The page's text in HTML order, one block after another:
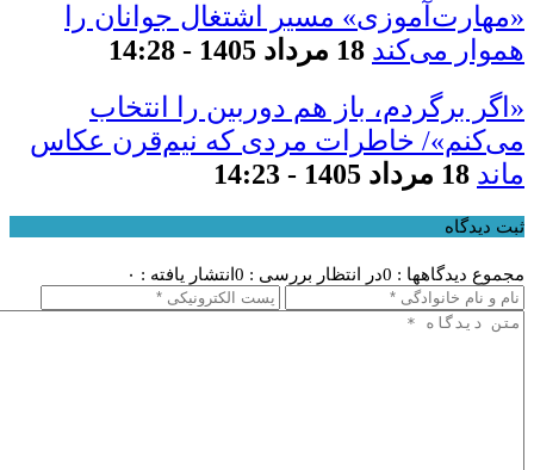
«مهارت‌آموزی» مسیر اشتغال جوانان را
هموار می‌کند 18 مرداد 1405 - 14:28
«اگر برگردم، باز هم دوربین را انتخاب
می‌کنم»/ خاطرات مردی که نیم‌قرن عکاس
ماند 18 مرداد 1405 - 14:23
ثبت دیدگاه
مجموع دیدگاهها : 0 در انتظار بررسی : 0 انتشار یافته : ۰